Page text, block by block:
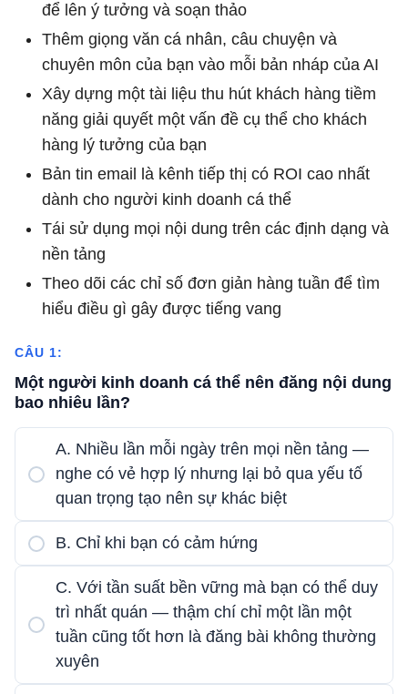
để lên ý tưởng và soạn thảo
Thêm giọng văn cá nhân, câu chuyện và
chuyên môn của bạn vào mỗi bản nháp của AI
Xây dựng một tài liệu thu hút khách hàng tiềm
năng giải quyết một vấn đề cụ thể cho khách
hàng lý tưởng của bạn
Bản tin email là kênh tiếp thị có ROI cao nhất
dành cho người kinh doanh cá thể
Tái sử dụng mọi nội dung trên các định dạng và
nền tảng
Theo dõi các chỉ số đơn giản hàng tuần để tìm
hiểu điều gì gây được tiếng vang
CÂU 1:
Một người kinh doanh cá thể nên đăng nội dung
bao nhiêu lần?
A. Nhiều lần mỗi ngày trên mọi nền tảng —
nghe có vẻ hợp lý nhưng lại bỏ qua yếu tố
quan trọng tạo nên sự khác biệt
B. Chỉ khi bạn có cảm hứng
C. Với tần suất bền vững mà bạn có thể duy
trì nhất quán — thậm chí chỉ một lần một
tuần cũng tốt hơn là đăng bài không thường
xuyên